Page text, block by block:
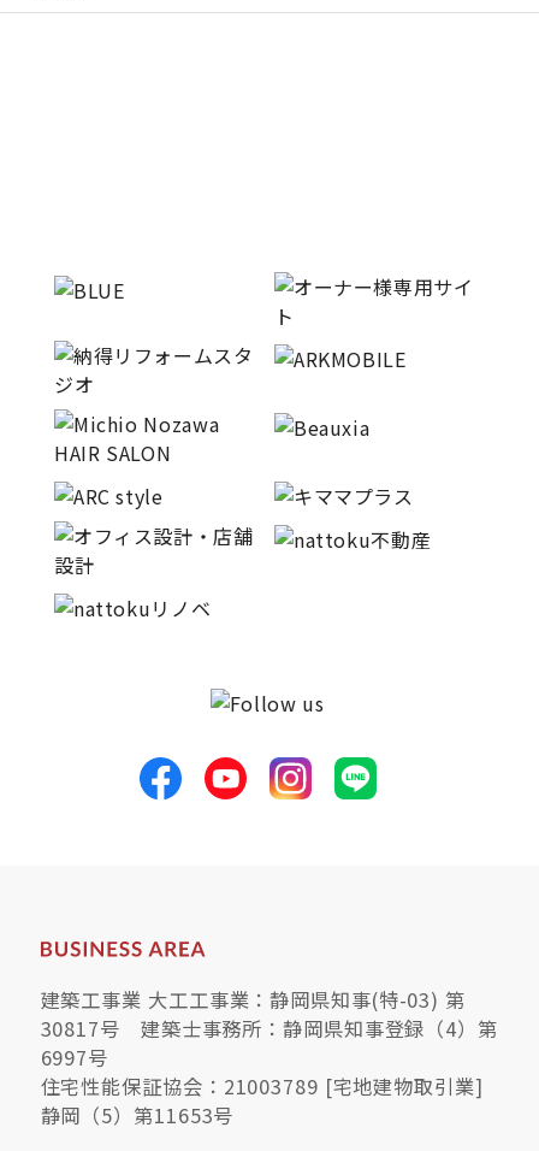
建築工事業 大工工事業：静岡県知事(特-03) 第
30817号 建築士事務所：静岡県知事登録（4）第
6997号
住宅性能保証協会：21003789 [宅地建物取引業]
静岡（5）第11653号